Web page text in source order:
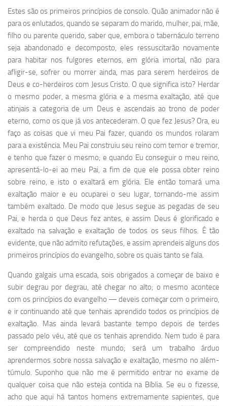
Estes são os primeiros princípios de consolo. Quão animador não é
para os enlutados, quando se separam do marido, mulher, pai, mãe,
filho ou parente querido, saber que, embora o tabernáculo terreno
seja abandonado e decomposto, eles ressuscitarão novamente
para habitar nos fulgores eternos, em glória imortal, não para
afligir-se, sofrer ou morrer ainda, mas para serem herdeiros de
Deus e co-herdeiros com Jesus Cristo. O que significa isto? Herdar
o mesmo poder, a mesma glória e a mesma exaltação, até que
atinjais a categoria de um Deus e ascendais ao trono de poder
eterno, como os que já vos antecederam. O que fez Jesus? Ora, eu
faço as coisas que vi meu Pai fazer, quando os mundos rolaram
para a existência. Meu Pai construiu seu reino com temor e tremor,
e tenho que fazer o mesmo; e quando Eu conseguir o meu reino,
apresentá-lo-ei ao meu Pai, a fim de que ele possa obter reino
sobre reino, e isto o exaltará em glória. Ele então tomará uma
exaltação maior e eu ocuparei o seu lugar, tornando-me assim
também exaltado. De modo que Jesus segue as pegadas de seu
Pai, e herda o que Deus fez antes, e assim Deus é glorificado e
exaltado na salvação e exaltação de todos os seus filhos. É tão
evidente, que não admito refutações, e assim aprendeis alguns dos
primeiros princípios do evangelho, sobre os quais tanto se fala.
Quando galgais uma escada, sois obrigados a começar de baixo e
subir degrau por degrau, até chegar no alto; o mesmo acontece
com os princípios do evangelho — deveis começar com o primeiro,
e ir continuando até que tenhais aprendido todos os princípios de
exaltação. Mas ainda levará bastante tempo depois de terdes
passado pelo véu, até que os tenhais aprendido. Nem tudo é para
ser compreendido neste mundo; será um trabalho árduo
aprendermos sobre nossa salvação e exaltação, mesmo no além-
túmulo. Suponho que não me é permitido entrar no exame de
qualquer coisa que não esteja contida na Bíblia. Se eu o fizesse,
acho que aqui há tantos homens extremamente sapientes, que